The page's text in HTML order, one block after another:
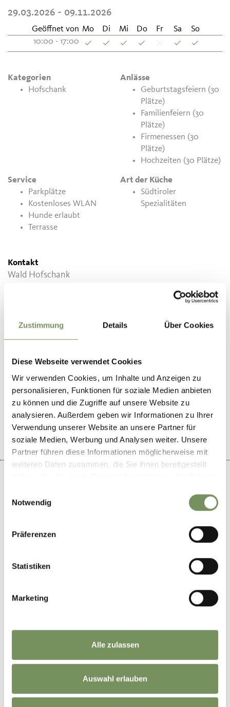
Zustimmung Details Über Cookies
Diese Webseite verwendet Cookies
Wir verwenden Cookies, um Inhalte und Anzeigen zu
personalisieren, Funktionen für soziale Medien anbieten
zu können und die Zugriffe auf unsere Website zu
analysieren. Außerdem geben wir Informationen zu Ihrer
Verwendung unserer Website an unsere Partner für
soziale Medien, Werbung und Analysen weiter. Unsere
Partner führen diese Informationen möglicherweise mit
weiteren Daten zusammen, die Sie ihnen bereitgestellt
Notwendig
Präferenzen
Statistiken
Marketing
Alle zulassen
Auswahl erlauben
29.03.2026 - 09.11.2026
Geöffnet von Mo Di Mi Do Fr Sa
So
10:00 - 17:00
Kategorien
Hofschank
Anlässe
Geburtstagsfeiern (30
Plätze)
Familienfeiern (30
Plätze)
Firmenessen (30
Plätze)
Hochzeiten (30 Plätze)
Service
Parkplätze
Kostenloses WLAN
Hunde erlaubt
Terrasse
Art der Küche
Südtiroler
Spezialitäten
Kontakt
Wald Hofschank
+39 335 5228700
WAR DER INHALT FÜR DICH HILFREICH?
NEIN
−